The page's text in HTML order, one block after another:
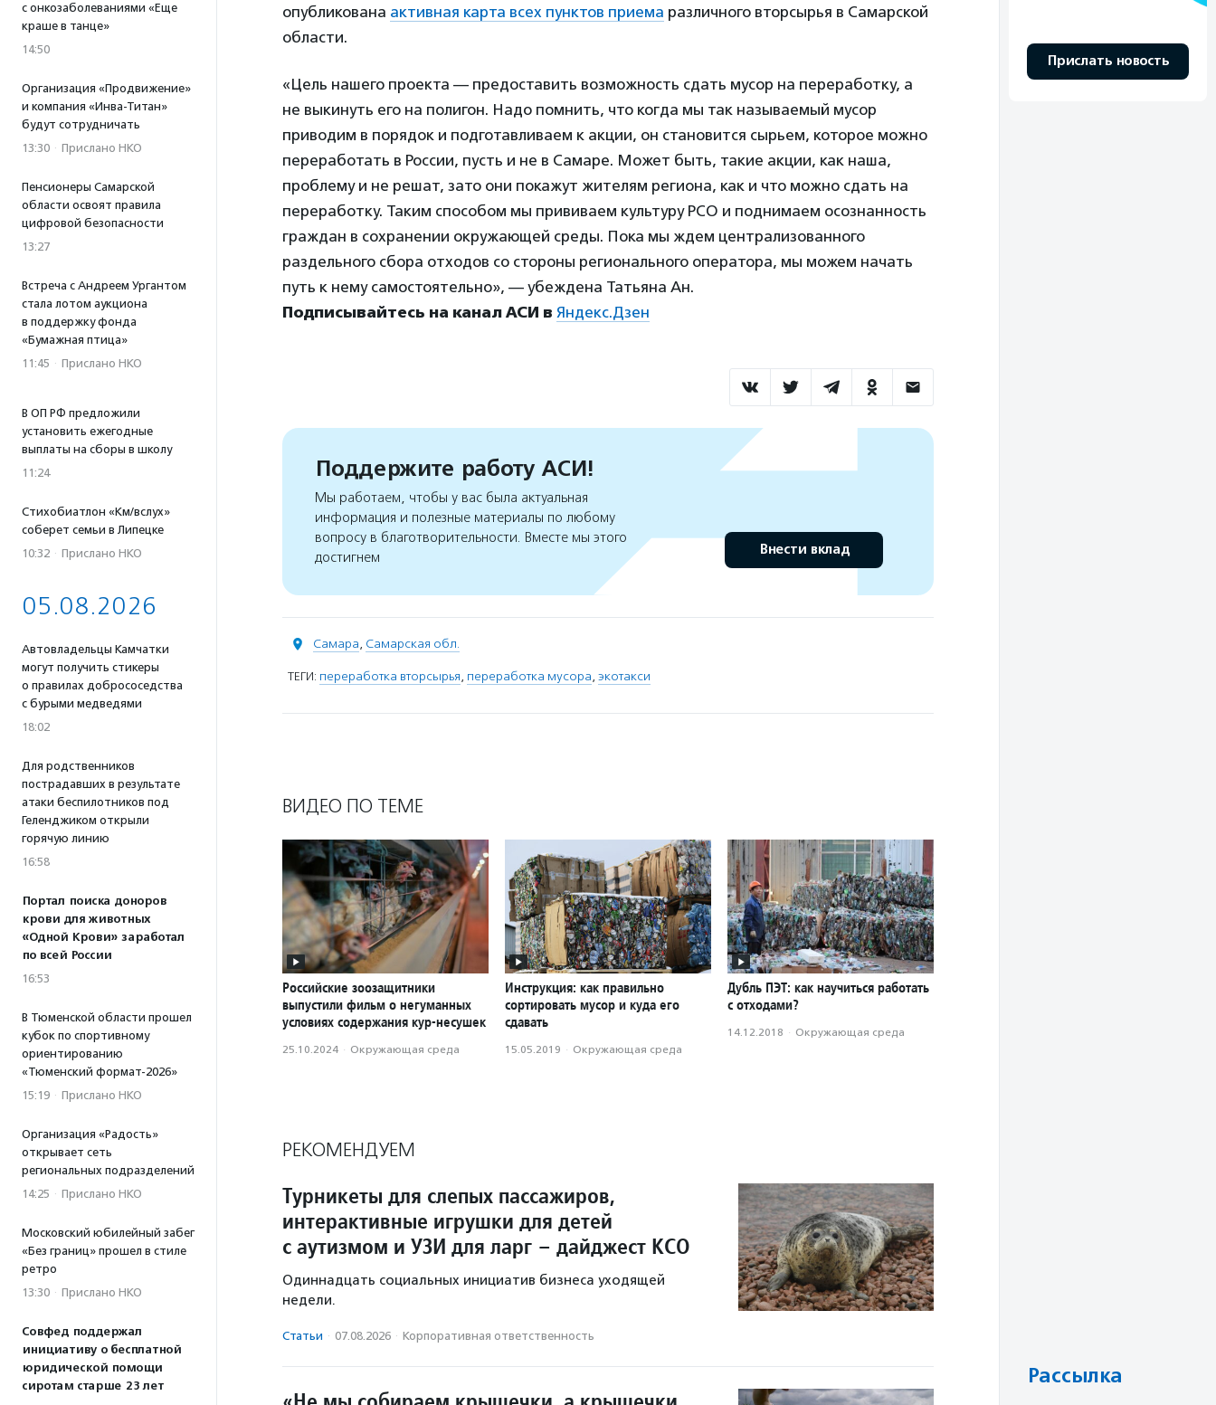
с онкозаболеваниями «Еще
краше в танце»
14:50
Организация «Продвижение»
и компания «Инва-Титан»
будут сотрудничать
13:30 · Прислано НКО
Пенсионеры Самарской
области освоят правила
цифровой безопасности
13:27
Встреча с Андреем Ургантом
стала лотом аукциона
в поддержку фонда
«Бумажная птица»
11:45 · Прислано НКО
В ОП РФ предложили
установить ежегодные
выплаты на сборы в школу
11:24
Стихобиатлон «Км/вслух»
соберет семьи в Липецке
10:32 · Прислано НКО
05.08.2026
Автовладельцы Камчатки
могут получить стикеры
о правилах добрососедства
с бурыми медведями
18:02
Для родственников
пострадавших в результате
атаки беспилотников под
Геленджиком открыли
горячую линию
16:58
Портал поиска доноров
крови для животных
«Одной Крови» заработал
по всей России
16:53
В Тюменской области прошел
кубок по спортивному
ориентированию
«Тюменский формат-2026»
15:19 · Прислано НКО
Организация «Радость»
открывает сеть
региональных подразделений
14:25 · Прислано НКО
Московский юбилейный забег
«Без границ» прошел в стиле
ретро
13:30 · Прислано НКО
Совфед поддержал
инициативу о бесплатной
юридической помощи
сиротам старше 23 лет
опубликована активная карта всех пунктов приема различного вторсырья в Самарской
области.
«Цель нашего проекта — предоставить возможность сдать мусор на переработку, а
не выкинуть его на полигон. Надо помнить, что когда мы так называемый мусор
приводим в порядок и подготавливаем к акции, он становится сырьем, которое можно
переработать в России, пусть и не в Самаре. Может быть, такие акции, как наша,
проблему и не решат, зато они покажут жителям региона, как и что можно сдать на
переработку. Таким способом мы прививаем культуру РСО и поднимаем осознанность
граждан в сохранении окружающей среды. Пока мы ждем централизованного
раздельного сбора отходов со стороны регионального оператора, мы можем начать
путь к нему самостоятельно», — убеждена Татьяна Ан.
Подписывайтесь на канал АСИ в Яндекс.Дзен
Поддержите работу АСИ!
Мы работаем, чтобы у вас была актуальная
информация и полезные материалы по любому
вопросу в благотворительности. Вместе мы этого
достигнем
Внести вклад
Самара, Самарская обл.
ТЕГИ: переработка вторсырья, переработка мусора, экотакси
ВИДЕО ПО ТЕМЕ
Российские зоозащитники
выпустили фильм о негуманных
условиях содержания кур-несушек
25.10.2024 · Окружающая среда
Инструкция: как правильно
сортировать мусор и куда его
сдавать
15.05.2019 · Окружающая среда
Дубль ПЭТ: как научиться работать
с отходами?
14.12.2018 · Окружающая среда
РЕКОМЕНДУЕМ
Турникеты для слепых пассажиров,
интерактивные игрушки для детей
с аутизмом и УЗИ для ларг – дайджест КСО
Одиннадцать социальных инициатив бизнеса уходящей
недели.
Статьи · 07.08.2026 · Корпоративная ответственность
Прислать новость
Рассылка